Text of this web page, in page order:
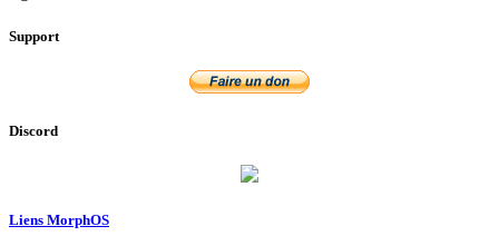
Support
Discord
Liens MorphOS